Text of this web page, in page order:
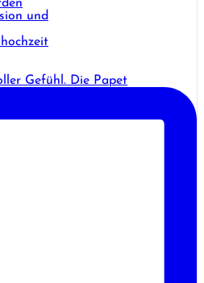
Gefühl. Die Papet